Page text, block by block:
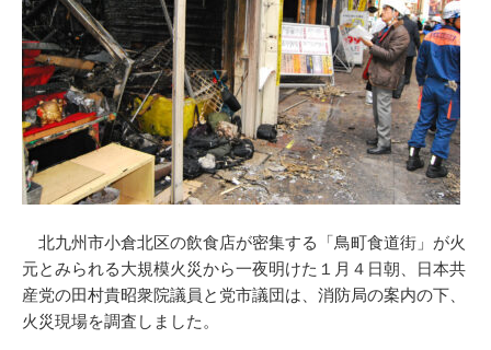
北九州市小倉北区の飲食店が密集する「鳥町食道街」が火
元とみられる大規模火災から一夜明けた１月４日朝、日本共
産党の田村貴昭衆院議員と党市議団は、消防局の案内の下、
火災現場を調査しました。